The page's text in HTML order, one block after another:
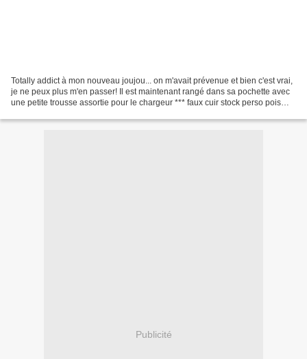
Totally addict à mon nouveau joujou... on m'avait prévenue et bien c'est vrai,
je ne peux plus m'en passer! Il est maintenant rangé dans sa pochette avec
une petite trousse assortie pour le chargeur *** faux cuir stock perso pois
Publicité